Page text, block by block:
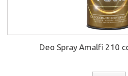
Deo Spray Amalfi 210